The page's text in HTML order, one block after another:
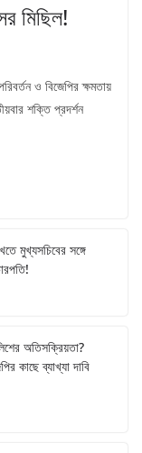
মিছিল!
ও বিজেপির ক্ষমতায়
শক্তি প্রদর্শন
মুখ্যসচিবের সঙ্গে
অতিসক্রিয়তা?
কাছে ব্যাখ্যা দাবি